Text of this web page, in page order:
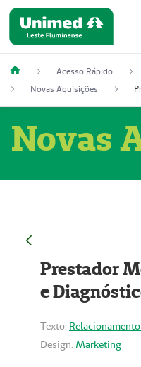
Acesso Rápido
Novas Aquisições
Novas
Prestador
e
Texto:
Design: Marketing